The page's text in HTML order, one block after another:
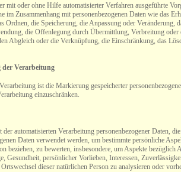
mit oder ohne Hilfe automatisierter Verfahren ausgeführte
im Zusammenhang mit personenbezogenen Daten wie das
Ordnen, die Speicherung, die Anpassung oder Veränderung,
die Offenlegung durch Übermittlung, Verbreitung oder
Abgleich oder die Verknüpfung, die Einschränkung, das
Verarbeitung
ist die Markierung gespeicherter
einzuschränken.
automatisierten Verarbeitung personenbezogener Daten,
Daten verwendet werden, um bestimmte persönliche
beziehen, zu bewerten, insbesondere, um Aspekte bezüglich
Gesundheit, persönlicher Vorlieben, Interessen,
dieser natürlichen Person zu analysieren oder